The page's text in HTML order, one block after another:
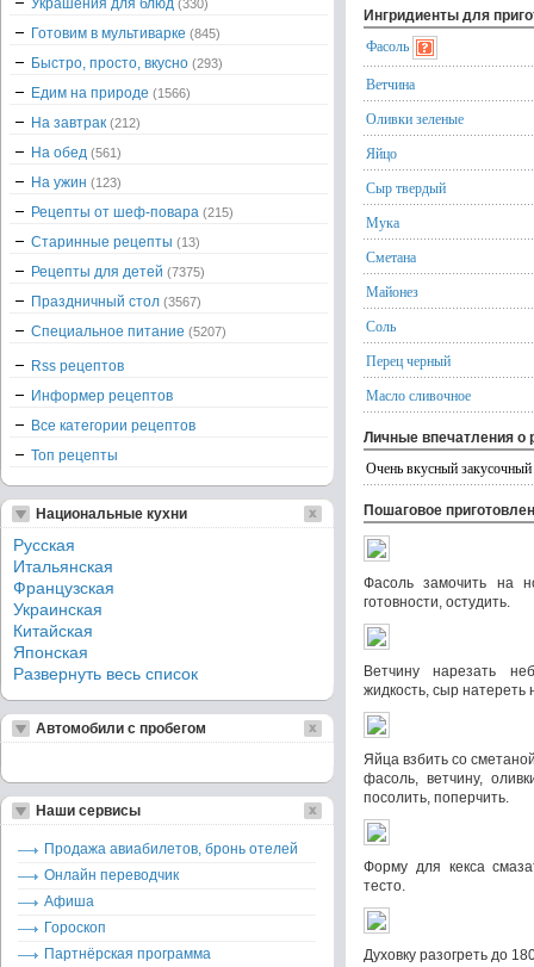
Ингридиенты для
Фасоль
Ветчина
Оливки зеленые
Яйцо
Сыр твердый
Мука
Сметана
Майонез
Соль
Перец черный
Масло сливочное
Личные впечатления о
Очень вкусный
Пошаговое
Фасоль замочить на
готовности, остудить.
Ветчину нарезать
жидкость, сыр натереть
Яйца взбить со
фасоль, ветчину,
посолить, поперчить.
Форму для кекса
тесто.
Духовку разогреть до
Украшения для блюд (330)
Готовим в мультиварке (845)
Быстро, просто, вкусно (293)
Едим на природе (1566)
На завтрак (212)
На обед (561)
На ужин (123)
Рецепты от шеф-повара (215)
Старинные рецепты (13)
Рецепты для детей (7375)
Праздничный стол (3567)
Специальное питание (5207)
Rss рецептов
Информер рецептов
Все категории рецептов
Топ рецепты
Национальные кухни
Русская
Итальянская
Французская
Украинская
Китайская
Японская
Развернуть весь список
Автомобили с пробегом
Наши сервисы
Продажа авиабилетов, бронь отелей
Онлайн переводчик
Афиша
Гороскоп
Партнёрская программа